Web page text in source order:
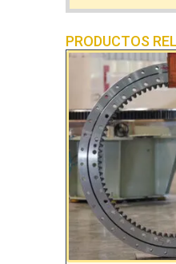
PRODUCTOS